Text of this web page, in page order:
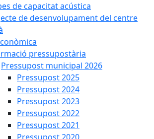
de capacitat acústica
de desenvolupament del centre
pressupostària
Pressupost municipal 2026
Pressupost 2025
Pressupost 2024
Pressupost 2023
Pressupost 2022
Pressupost 2021